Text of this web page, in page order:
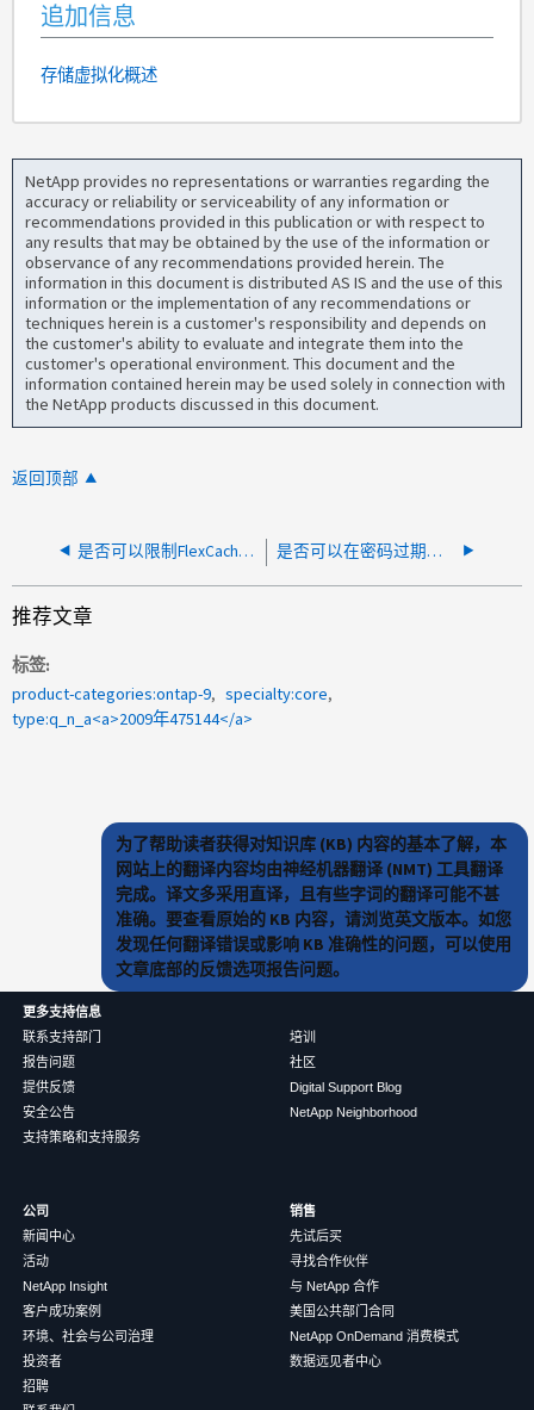
追加信息
存储虚拟化概述
NetApp provides no representations or warranties regarding the
accuracy or reliability or serviceability of any information or
recommendations provided in this publication or with respect to
any results that may be obtained by the use of the information or
observance of any recommendations provided herein. The
information in this document is distributed AS IS and the use of this
information or the implementation of any recommendations or
techniques herein is a customer's responsibility and depends on
the customer's ability to evaluate and integrate them into the
customer's operational environment. This document and the
information contained herein may be used solely in connection with
the NetApp products discussed in this document.
返回顶部
是否可以限制FlexCache的带宽？ 是否可以在密码过期后登录ONTAP
推荐文章
标签
product-categories:ontap-9
specialty:core
type:q_n_a<a>2009年475144</a>
为了帮助读者获得对知识库 (KB) 内容的基本了解，本
网站上的翻译内容均由神经机器翻译 (NMT) 工具翻译
完成。译文多采用直译，且有些字词的翻译可能不甚
准确。要查看原始的 KB 内容，请浏览英文版本。如您
发现任何翻译错误或影响 KB 准确性的问题，可以使用
文章底部的反馈选项报告问题。
更多支持信息
联系支持部门
报告问题
提供反馈
安全公告
支持策略和支持服务
培训
社区
Digital Support Blog
NetApp Neighborhood
公司
新闻中心
活动
NetApp Insight
客户成功案例
环境、社会与公司治理
投资者
招聘
销售
先试后买
寻找合作伙伴
与 NetApp 合作
美国公共部门合同
NetApp OnDemand 消费模式
数据远见者中心